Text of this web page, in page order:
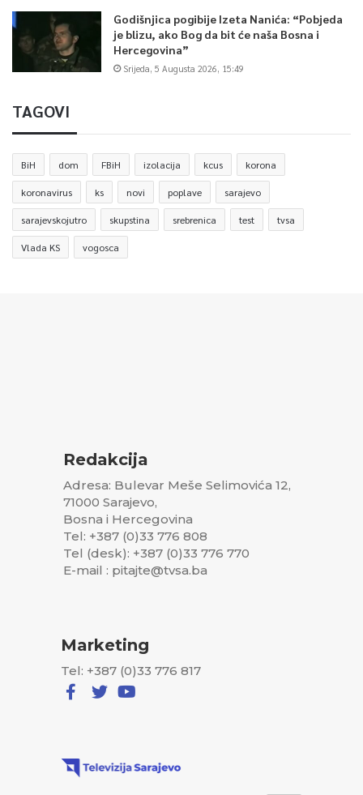
Godišnjica pogibije Izeta Nanića: “Pobjeda
je blizu, ako Bog da bit će naša Bosna i
Hercegovina”
Srijeda, 5 Augusta 2026, 15:49
TAGOVI
BiH dom FBiH izolacija kcus korona
koronavirus ks novi poplave sarajevo
sarajevskojutro skupstina srebrenica test tvsa
Vlada KS vogosca
Redakcija
Adresa: Bulevar Meše Selimovića 12,
71000 Sarajevo,
Bosna i Hercegovina
Tel: +387 (0)33 776 808
Tel (desk): +387 (0)33 776 770
E-mail : pitajte@tvsa.ba
Marketing
Tel: +387 (0)33 776 817